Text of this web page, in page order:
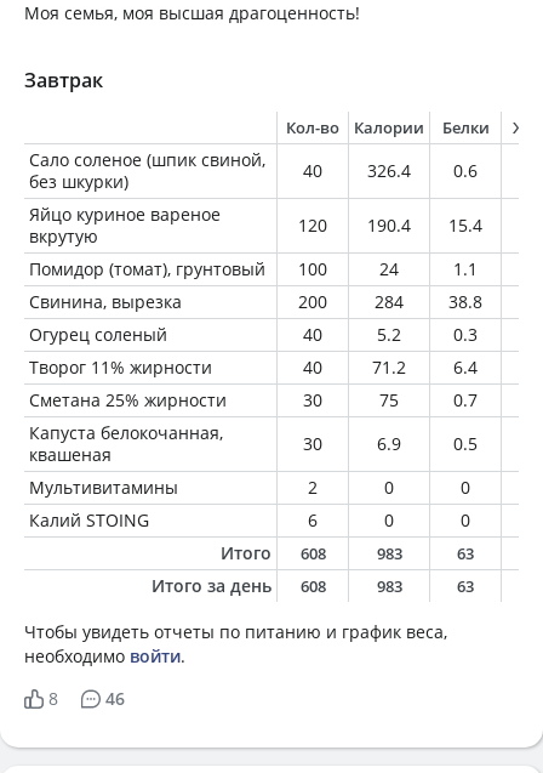
Моя семья, моя высшая драгоценность!
Завтрак
Кол-во Калории Белки
Сало соленое (шпик свиной,
без шкурки)
40 326.4 0.6
Яйцо куриное вареное
вкрутую
120 190.4 15.4
Помидор (томат), грунтовый
100 24 1.1
Свинина, вырезка
200 284 38.8
Огурец соленый
40 5.2 0.3
Творог 11% жирности
40 71.2 6.4
Сметана 25% жирности
30 75 0.7
Капуста белокочанная,
квашеная
30 6.9 0.5
Мультивитамины
2 0 0
Калий STOING
6 0 0
Итого
608 983 63
Итого за день 608 983 63
Чтобы увидеть отчеты по питанию и график веса,
необходимо войти.
8
46